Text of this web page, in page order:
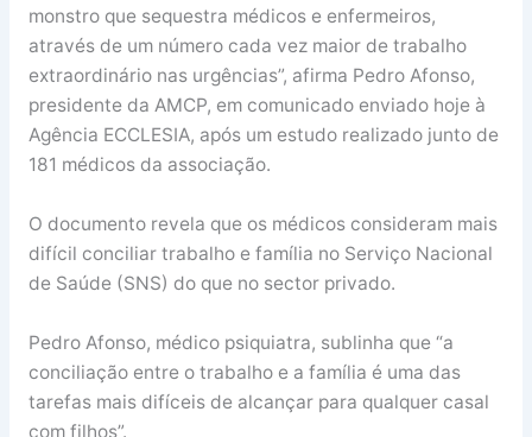
monstro que sequestra médicos e enfermeiros,
através de um número cada vez maior de trabalho
extraordinário nas urgências”, afirma Pedro Afonso,
presidente da AMCP, em comunicado enviado hoje à
Agência ECCLESIA, após um estudo realizado junto de
181 médicos da associação.
O documento revela que os médicos consideram mais
difícil conciliar trabalho e família no Serviço Nacional
de Saúde (SNS) do que no sector privado.
Pedro Afonso, médico psiquiatra, sublinha que “a
conciliação entre o trabalho e a família é uma das
tarefas mais difíceis de alcançar para qualquer casal
com filhos”.